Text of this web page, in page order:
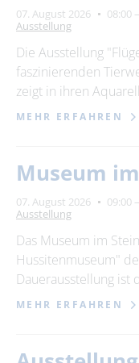
Kategorie
Suchbegriff
bitte wählen
Ort
07. August 2026 08:00
Ausstellung
Die Ausstellung
faszinierenden
zeigt in ihren
MEHR ERFAHREN
Museum
07. August 2026 09:00
Ausstellung
Das Museum im
Hussitenmuseum"
Dauerausstellung ist
MEHR ERFAHREN